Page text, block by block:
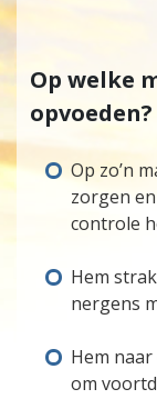
Op welke
opvoeden?
Op zo’n
zorgen
controle
Hem
nergens
Hem
om